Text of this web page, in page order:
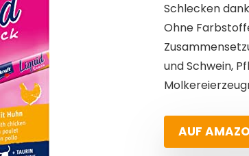
Schlecken
Ohne
und Schwein,
AUF